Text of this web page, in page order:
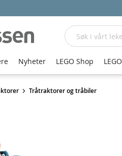
Tråtraktorer og tråbiler
Søk
Nyheter LEGO Shop